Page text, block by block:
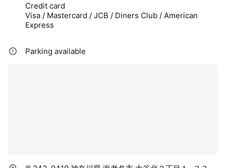
Credit card
Visa / Mastercard / JCB / Diners Club / American
Express
Parking available